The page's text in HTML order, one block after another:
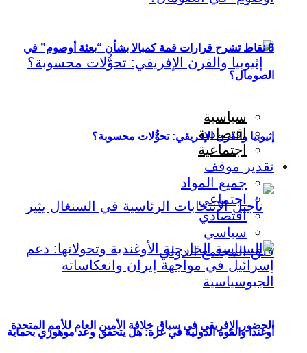
إثيوبيا والقرن الإفريقي: تحوُّلات محسوبة؟
الحضور الإفريقي في سباق خلافة الأمين العام للأمم المتحدة
8 نقاط تشرح قرارات قمة كمبالا بشأن “بعثة أوصوم” في
الصومال؟
سياسية
اقتصادية
اجتماعية
تقدير موقف
جميع المواد
اجتماعي
اقتصادي
سياسي
أوغندا والقوة الدولية في غزة: هل يتحقق وعد موهوزي بحماية